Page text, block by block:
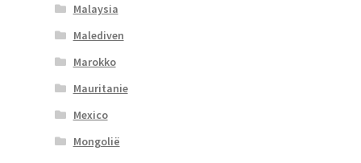
Malaysia
Malediven
Marokko
Mauritanie
Mexico
Mongolië